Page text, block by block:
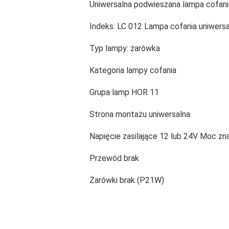
Uniwersalna podwieszana lampa
Indeks: LC 012 Lampa cofania
Typ lampy: żarówka
Kategoria lampy cofania
Grupa lamp HOR 11
Strona montażu uniwersalna
Napięcie zasilające 12 lub 24V Moc
Przewód brak
Żarówki brak (P21W)